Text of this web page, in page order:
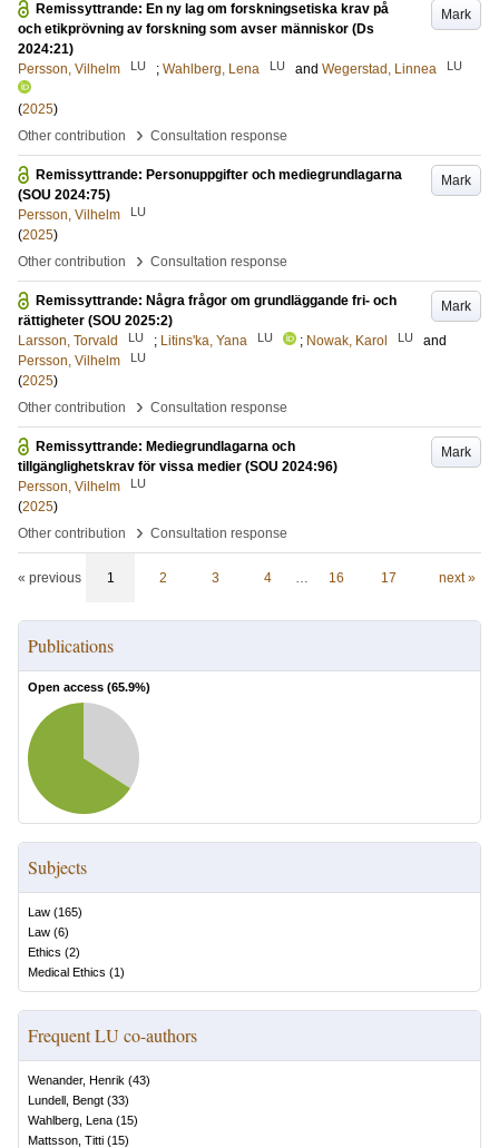
Mark
Remissyttrande: En ny lag om forskningsetiska krav på
och etikprövning av forskning som avser människor (Ds
2024:21)
Persson, Vilhelm
LU ; Wahlberg, Lena LU and Wegerstad, Linnea LU
(2025)
Other contribution
› Consultation response
Mark
Remissyttrande: Personuppgifter och mediegrundlagarna
(SOU 2024:75)
Persson, Vilhelm
LU
(2025)
Other contribution
› Consultation response
Mark
Remissyttrande: Några frågor om grundläggande fri- och
rättigheter (SOU 2025:2)
Larsson, Torvald
LU ; Litins'ka, Yana LU ; Nowak, Karol LU
and
Persson, Vilhelm
LU
(2025)
Other contribution
› Consultation response
Mark
Remissyttrande: Mediegrundlagarna och
tillgänglighetskrav för vissa medier (SOU 2024:96)
Persson, Vilhelm
LU
(2025)
Other contribution
› Consultation response
« previous 1 2 3 4 … 16 17 next »
Publications
Open access (65.9%)
Subjects
Law (165)
Law (6)
Ethics (2)
Medical Ethics (1)
Frequent LU co-authors
Wenander, Henrik (43)
Lundell, Bengt (33)
Wahlberg, Lena (15)
Mattsson, Titti (15)